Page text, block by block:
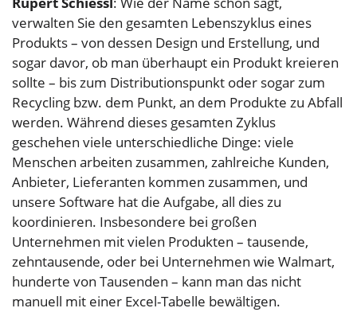
verwalten Sie den gesamten Lebenszyklus eines
Produkts – von dessen Design und Erstellung, und
sogar davor, ob man überhaupt ein Produkt kreieren
sollte – bis zum Distributionspunkt oder sogar zum
Recycling bzw. dem Punkt, an dem Produkte zu Abfall
werden. Während dieses gesamten Zyklus
geschehen viele unterschiedliche Dinge: viele
Menschen arbeiten zusammen, zahlreiche Kunden,
Anbieter, Lieferanten kommen zusammen, und
unsere Software hat die Aufgabe, all dies zu
koordinieren. Insbesondere bei großen
Unternehmen mit vielen Produkten – tausende,
zehntausende, oder bei Unternehmen wie Walmart,
hunderte von Tausenden – kann man das nicht
manuell mit einer Excel-Tabelle bewältigen.